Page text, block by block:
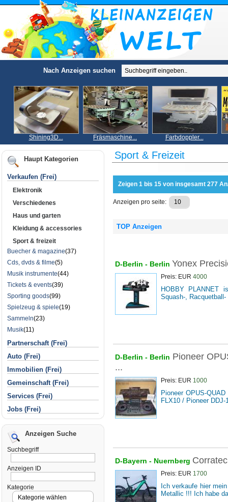
Nach Anzeigen suchen
Shining3D... Fräsmaschine... Farbdoppler...
Haupt Kategorien
Verkaufen (Frei)
Elektronik
Verschiedenes
Haus und garten
Kleidung & accessories
Sport & freizeit
Buecher & magazine(37)
Cds, dvds & filme(5)
Musik instrumente(44)
Tickets & events(39)
Sporting goods(99)
Spielzeug & spiele(19)
Sammeln(23)
Musik(11)
Partnerschaft (Frei)
Auto (Frei)
Immobilien (Frei)
Gemeinschaft (Frei)
Services (Frei)
Jobs (Frei)
Anzeigen Suche
Suchbegriff
Anzeigen ID
Kategorie
Sport & Freizeit
Zeigen 1 bis 15 von insgesamt 277
Anzeigen pro seite:
TOP Anzeigen
D-Berlin - Berlin Yonex
Preis: EUR 4000
HOBBY PLANNET
Squash-,
D-Berlin - Berlin Pioneer
...
Preis: EUR 1000
Pioneer OPUS-
FLX10 / Pioneer
D-Bayern - Nuernberg
Preis: EUR 1700
Ich verkaufe hier
Metallic !!! Ich habe